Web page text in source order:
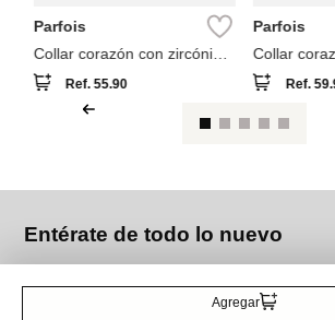
Agregar
Parfois
Collar corazón con zircónia
baño de oro 18k
Ref.55.90
Parfois
Collar
baño de oro
Ref.
Entérate de todo lo nuevo